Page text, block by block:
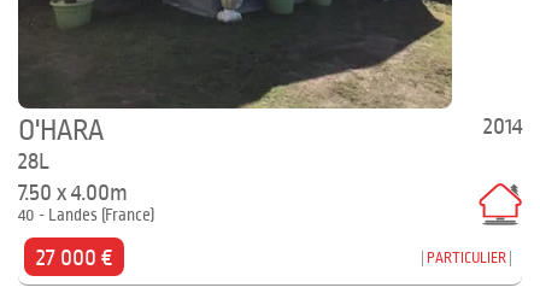
2014
O'HARA
28L
7.50 x 4.00m
40 - Landes (France)
27 000 € PARTICULIER